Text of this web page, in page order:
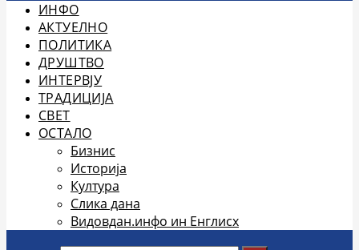
ИНФО
АКТУЕЛНО
ПОЛИТИКА
ДРУШТВО
ИНТЕРВЈУ
ТРАДИЦИЈА
СВЕТ
ОСТАЛО
Бизнис
Историја
Култура
Слика дана
Видовдан.инфо ин Енглисх